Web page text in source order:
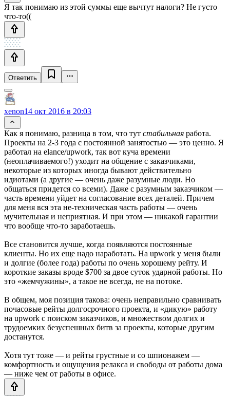
Я так понимаю из этой суммы еще вычтут налоги? Не густо
что-то((
Ответить
xenon14 окт 2016 в 20:03
Как я понимаю, разница в том, что тут стабильная работа.
Проекты на 2-3 года с постоянной занятостью — это ценно. Я
работал на elance/upwork, так вот куча времени
(неоплачиваемого!) уходит на общение с заказчиками,
некоторые из которых иногда бывают действительно
идиотами (а другие — очень даже разумные люди. Но
общаться придется со всеми). Даже с разумным заказчиком —
часть времени уйдет на согласование всех деталей. Причем
для меня вся эта не-техническая часть работы — очень
мучительная и неприятная. И при этом — никакой гарантии
что вообще что-то заработаешь.
Все становится лучше, когда появляются постоянные
клиенты. Но их еще надо наработать. На upwork у меня были
и долгие (более года) работы по очень хорошему рейту. И
короткие заказы вроде $700 за двое суток ударной работы. Но
это «жемчужины», а такое не всегда, не на потоке.
В общем, моя позиция такова: очень неправильно сравнивать
почасовые рейты долгосрочного проекта, и «дикую» работу
на upwork с поиском заказчиков, и множеством долгих и
трудоемких безуспешных битв за проекты, которые другим
достанутся.
Хотя тут тоже — и рейты грустные и со шпионажем —
комфортность и ощущения релакса и свободы от работы дома
— ниже чем от работы в офисе.